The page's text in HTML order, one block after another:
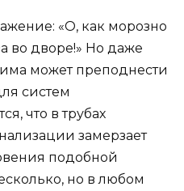
«О, как морозно
во дворе!» Но даже
может преподнести
систем
что в трубах
замерзает
подобной
но в любом